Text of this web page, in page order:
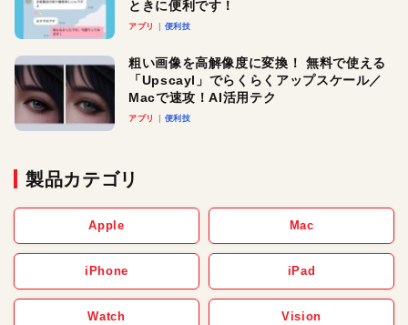
ときに便利です！
アプリ 便利技
粗い画像を高解像度に変換！ 無料で使える
「Upscayl」でらくらくアップスケール／
Macで速攻！AI活用テク
アプリ 便利技
製品カテゴリ
Apple Mac
iPhone iPad
Watch Vision